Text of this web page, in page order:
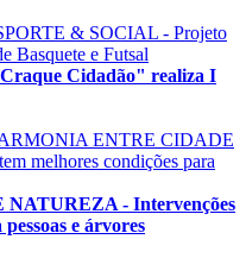
Cidadão" realiza I
- Intervenções
e árvores